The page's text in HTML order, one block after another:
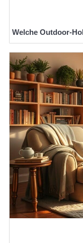
Welche Outdoor-